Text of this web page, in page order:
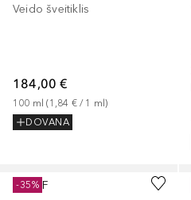
Veido šveitiklis
184,00 €
100 ml (1,84 € / 1 ml)
DOVANA
KORFF
-35%